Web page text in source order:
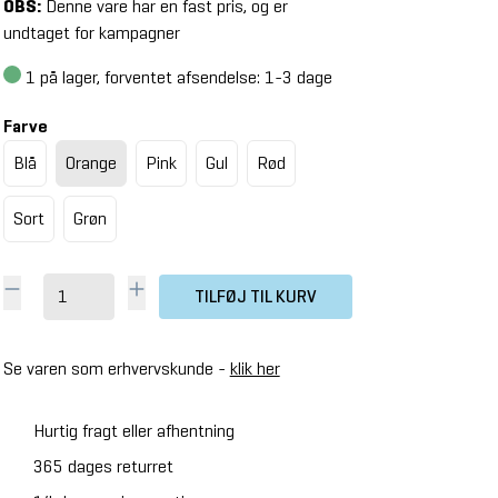
OBS:Denne vare har en fast pris, og er
undtaget for kampagner
1 på lager, forventet afsendelse: 1-3 dage
Farve
Blå
Orange Pink Gul Rød
Sort Grøn
TILFØJ TIL KURV
Se varen som erhvervskunde - klik her
Hurtig fragt eller afhentning
365 dages returret